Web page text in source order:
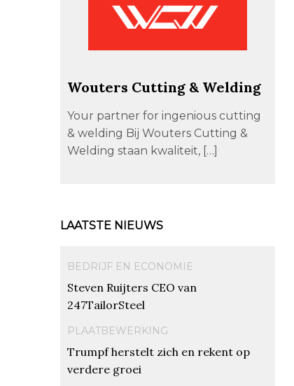
Wouters Cutting & Welding
Your partner for ingenious cutting
& welding Bij Wouters Cutting &
Welding staan kwaliteit, […]
LAATSTE NIEUWS
BEDRIJF EN ECONOMIE
Steven Ruijters CEO van
247TailorSteel
PLAATBEWERKING
Trumpf herstelt zich en rekent op
verdere groei